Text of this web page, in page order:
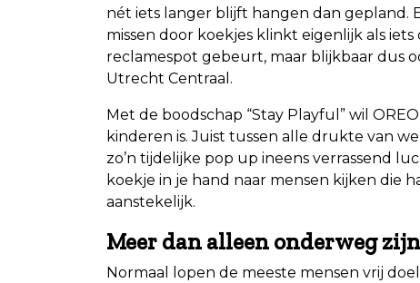
nét iets langer blijft hangen dan gepland.
missen door koekjes klinkt eigenlijk als
reclamespot gebeurt, maar blijkbaar dus
Utrecht Centraal.
Met de boodschap “Stay Playful” wil
kinderen is. Juist tussen alle drukte van
zo’n tijdelijke pop up ineens verrassend
koekje in je hand naar mensen kijken die
aanstekelijk.
Meer dan alleen onderweg zijn
Normaal lopen de meeste mensen vrij